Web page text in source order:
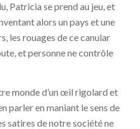
Patricia se prend au jeu, et
alors un pays et une
les rouages de ce canular
et personne ne contrôle
monde d’un œil rigolard et
parler en maniant le sens de
satires de notre société ne